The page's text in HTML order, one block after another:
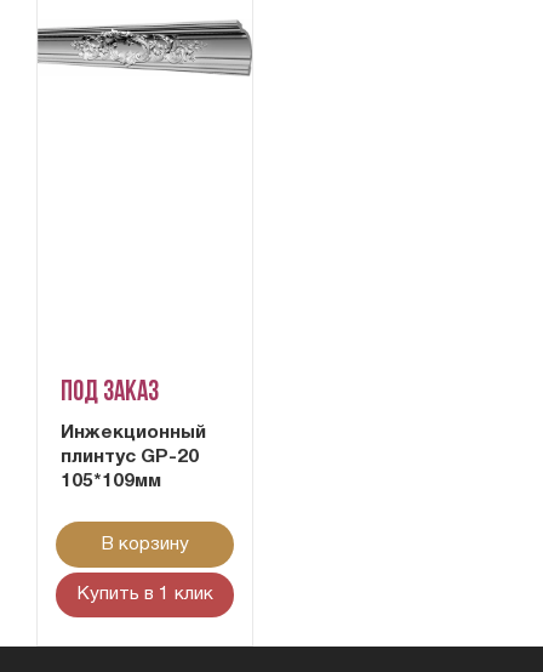
Под заказ
Инжекционный
плинтус GP-20
105*109мм
В корзину
Купить в 1 клик